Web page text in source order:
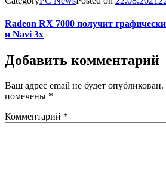
Radeon RX 7000 получит
и Navi 3x
Добавить комментарий
Ваш адрес email не будет опубликован.
помечены *
Комментарий *